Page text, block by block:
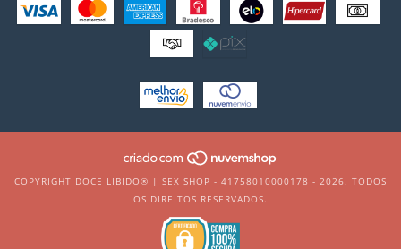
COPYRIGHT DOCE LIBIDO® | SEX SHOP - 41758010000178 - 2026. TODOS
OS DIREITOS RESERVADOS.